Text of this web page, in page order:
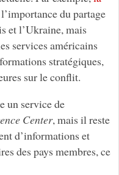
du partage
et l’Ukraine, mais
services américains
stratégiques,
sur le conflit.
un service de
Center, mais il reste
d’informations et
des pays membres, ce